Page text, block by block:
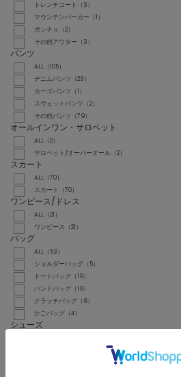
トレンチコート（3）
マウンテンパーカー（1）
ポンチョ（2）
その他アウター（3）
パンツ
ALL（105）
デニムパンツ（23）
カーゴパンツ（1）
スウェットパンツ（2）
その他パンツ（79）
オールインワン・サロペット
ALL（2）
サロペット/オーバーオール（2）
スカート
ALL（70）
スカート（70）
ワンピース/ドレス
ALL（21）
ワンピース（21）
バッグ
ALL（53）
ショルダーバッグ（5）
トートバッグ（19）
ハンドバッグ（19）
クラッチバッグ（6）
かごバッグ（4）
シューズ